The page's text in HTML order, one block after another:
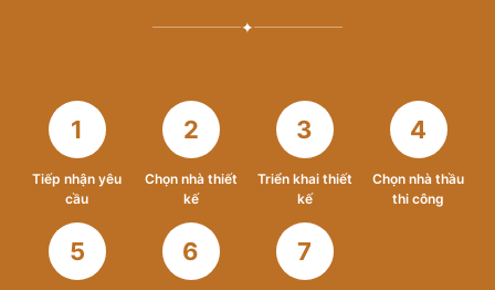
✦
1
Tiếp nhận yêu
cầu
2
Chọn nhà thiết
kế
3
Triển khai thiết
kế
4
Chọn nhà thầu
thi công
5 6 7